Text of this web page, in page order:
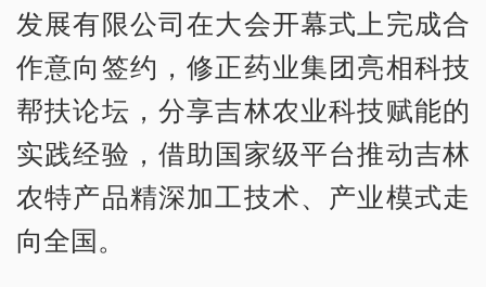
发展有限公司在大会开幕式上完成合
作意向签约，修正药业集团亮相科技
帮扶论坛，分享吉林农业科技赋能的
实践经验，借助国家级平台推动吉林
农特产品精深加工技术、产业模式走
向全国。